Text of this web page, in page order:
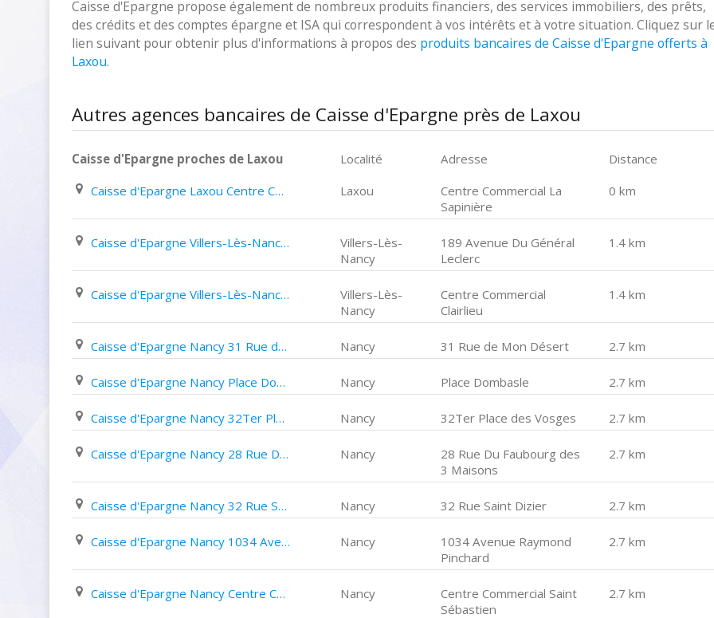
Caisse d'Epargne propose également de nombreux produits financiers, des services immobiliers, des prêts,
des crédits et des comptes épargne et ISA qui correspondent à vos intérêts et à votre situation. Cliquez sur
lien suivant pour obtenir plus d'informations à propos des produits bancaires de Caisse d'Epargne offerts à
Laxou.
Autres agences bancaires de Caisse d'Epargne près de Laxou
Caisse d'Epargne proches de Laxou Localité Adresse
Distance
Caisse d'Epargne Laxou Centre Commercial La Sapinière
Laxou
Centre Commercial La
Sapinière
0 km
Caisse d'Epargne Villers-Lès-Nancy 189 Avenue Du Général Leclerc
Villers-Lès-
Nancy
189 Avenue Du Général
Leclerc
1.4 km
Caisse d'Epargne Villers-Lès-Nancy Centre Commercial Clairlieu
Villers-Lès-
Nancy
Centre Commercial
Clairlieu
1.4 km
Caisse d'Epargne Nancy 31 Rue de Mon Désert Nancy 31 Rue de Mon Désert 2.7 km
Caisse d'Epargne Nancy Place Dombasle Nancy Place Dombasle 2.7 km
Caisse d'Epargne Nancy 32Ter Place des Vosges Nancy 32Ter Place des Vosges 2.7 km
Caisse d'Epargne Nancy 28 Rue Du Faubourg des 3 Maisons Nancy
28 Rue Du Faubourg des
3 Maisons
2.7 km
Caisse d'Epargne Nancy 32 Rue Saint Dizier Nancy 32 Rue Saint Dizier 2.7 km
Caisse d'Epargne Nancy 1034 Avenue Raymond Pinchard Nancy
1034 Avenue Raymond
Pinchard
2.7 km
Caisse d'Epargne Nancy Centre Commercial Saint Sébastien Nancy
Centre Commercial Saint
Sébastien
2.7 km